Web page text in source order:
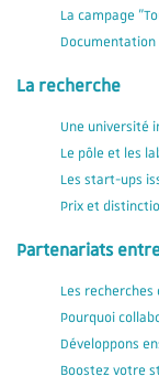
La campage
Documentation
La recherche
Une université
Le pôle et les
Les start-ups
Prix et
Partenariats
Les
Pourquoi
Développons
Boostez votre